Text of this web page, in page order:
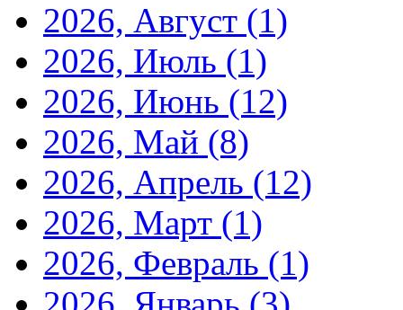
2026, Август (1)
2026, Июль (1)
2026, Июнь (12)
2026, Май (8)
2026, Апрель (12)
2026, Март (1)
2026, Февраль (1)